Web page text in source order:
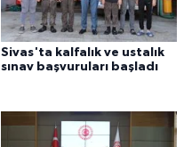
Sivas'ta kalfalık ve ustalık
sınav başvuruları başladı